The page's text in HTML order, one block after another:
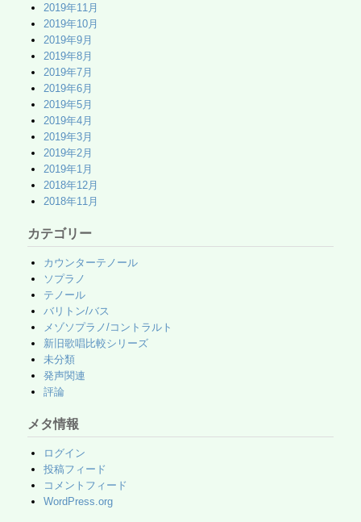
2019年11月
2019年10月
2019年9月
2019年8月
2019年7月
2019年6月
2019年5月
2019年4月
2019年3月
2019年2月
2019年1月
2018年12月
2018年11月
カテゴリー
カウンターテノール
ソプラノ
テノール
バリトン/バス
メゾソプラノ/コントラルト
新旧歌唱比較シリーズ
未分類
発声関連
評論
メタ情報
ログイン
投稿フィード
コメントフィード
WordPress.org